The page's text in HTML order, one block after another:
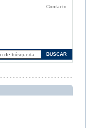
Contacto